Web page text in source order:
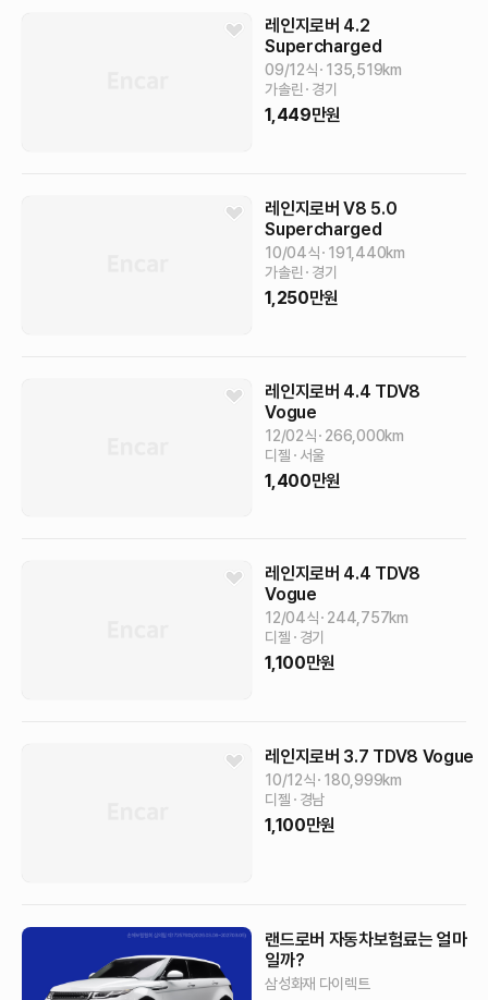
레인지로버 4.2
Supercharged
09/12식 135,519km
가솔린
경기
1,449만원
레인지로버 V8 5.0
Supercharged
10/04식 191,440km
가솔린
경기
1,250만원
레인지로버 4.4 TDV8
Vogue
12/02식 266,000km
디젤
서울
1,400만원
레인지로버 4.4 TDV8
Vogue
12/04식 244,757km
디젤
경기
1,100만원
레인지로버 3.7 TDV8 Vogue
10/12식 180,999km
디젤
경남
1,100만원
랜드로버 자동차보험료는 얼마
일까?
삼성화재 다이렉트